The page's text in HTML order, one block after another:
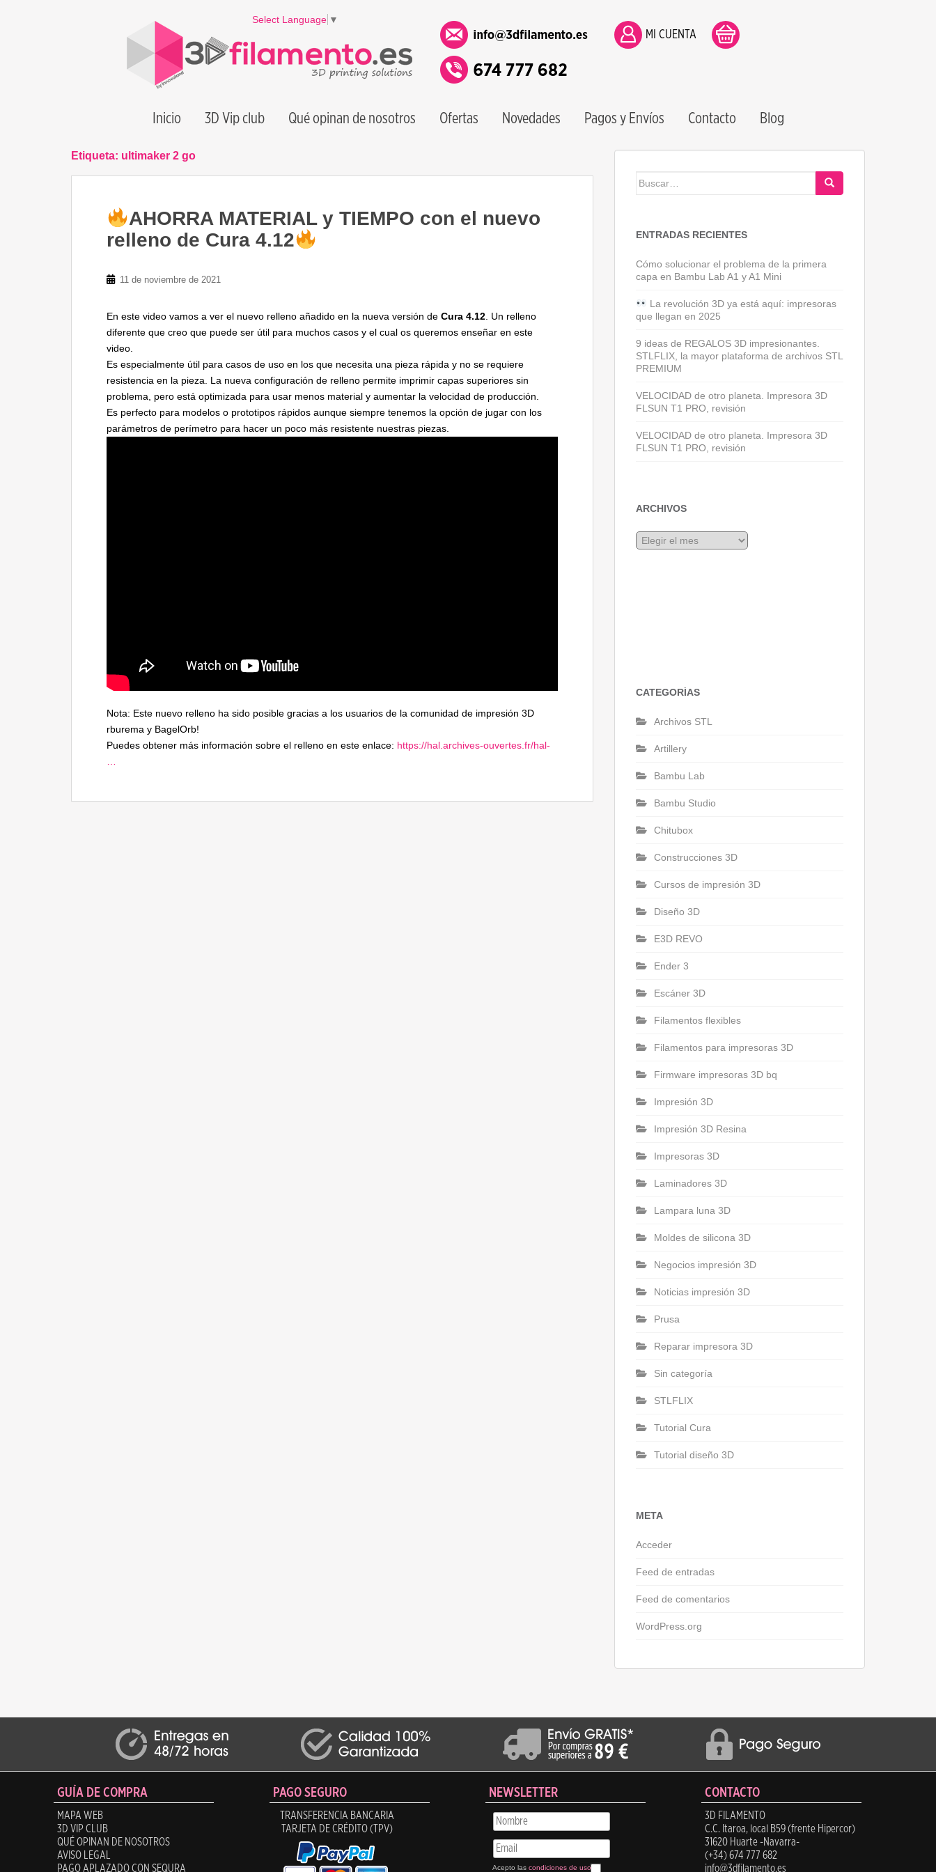
Select Language ▼
MI CUENTA
Inicio 3D Vip club Qué opinan de nosotros Ofertas Novedades Pagos y Envíos Contacto Blog
Etiqueta: ultimaker 2 go
AHORRA MATERIAL y TIEMPO con el nuevo
relleno de Cura 4.12
11 de noviembre de 2021
En este video vamos a ver el nuevo relleno añadido en la nueva versión de Cura 4.12. Un relleno
diferente que creo que puede ser útil para muchos casos y el cual os queremos enseñar en este
video.
Es especialmente útil para casos de uso en los que necesita una pieza rápida y no se requiere
resistencia en la pieza. La nueva configuración de relleno permite imprimir capas superiores sin
problema, pero está optimizada para usar menos material y aumentar la velocidad de producción.
Es perfecto para modelos o prototipos rápidos aunque siempre tenemos la opción de jugar con los
parámetros de perímetro para hacer un poco más resistente nuestras piezas.
Nota: Este nuevo relleno ha sido posible gracias a los usuarios de la comunidad de impresión 3D
rburema y BagelOrb!
Puedes obtener más información sobre el relleno en este enlace: https://hal.archives-ouvertes.fr/hal-
…
Buscar:
ENTRADAS RECIENTES
Cómo solucionar el problema de la primera
capa en Bambu Lab A1 y A1 Mini
La revolución 3D ya está aquí: impresoras
que llegan en 2025
9 ideas de REGALOS 3D impresionantes.
STLFLIX, la mayor plataforma de archivos STL
PREMIUM
VELOCIDAD de otro planeta. Impresora 3D
FLSUN T1 PRO, revisión
VELOCIDAD de otro planeta. Impresora 3D
FLSUN T1 PRO, revisión
ARCHIVOS
Archivos
CATEGORÍAS
Archivos STL
Artillery
Bambu Lab
Bambu Studio
Chitubox
Construcciones 3D
Cursos de impresión 3D
Diseño 3D
E3D REVO
Ender 3
Escáner 3D
Filamentos flexibles
Filamentos para impresoras 3D
Firmware impresoras 3D bq
Impresión 3D
Impresión 3D Resina
Impresoras 3D
Laminadores 3D
Lampara luna 3D
Moldes de silicona 3D
Negocios impresión 3D
Noticias impresión 3D
Prusa
Reparar impresora 3D
Sin categoría
STLFLIX
Tutorial Cura
Tutorial diseño 3D
META
Acceder
Feed de entradas
Feed de comentarios
WordPress.org
GUÍA DE COMPRA
MAPA WEB
3D VIP CLUB
QUÉ OPINAN DE NOSOTROS
AVISO LEGAL
PAGO APLAZADO CON SEQURA
PAGO SEGURO
TRANSFERENCIA BANCARIA
TARJETA DE CRÉDITO (TPV)
NEWSLETTER
Acepto las condiciones de uso
CONTACTO
3D FILAMENTO
C.C. Itaroa, local B59 (frente Hipercor)
31620 Huarte -Navarra-
(+34) 674 777 682
info@3dfilamento.es